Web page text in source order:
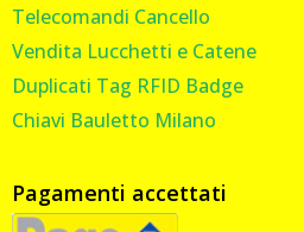
Telecomandi Cancello
Vendita Lucchetti e Catene
Duplicati Tag RFID Badge
Chiavi Bauletto Milano
Pagamenti accettati